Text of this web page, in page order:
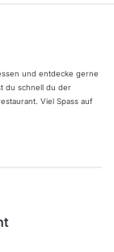
und entdecke gerne
du schnell du der
Viel Spass auf